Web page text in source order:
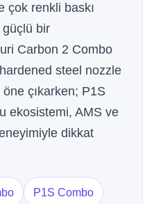
çok renkli baskı
güçlü bir
Carbon 2 Combo
steel nozzle
çıkarken; P1S
ekosistemi, AMS ve
dikkat
P1S Combo